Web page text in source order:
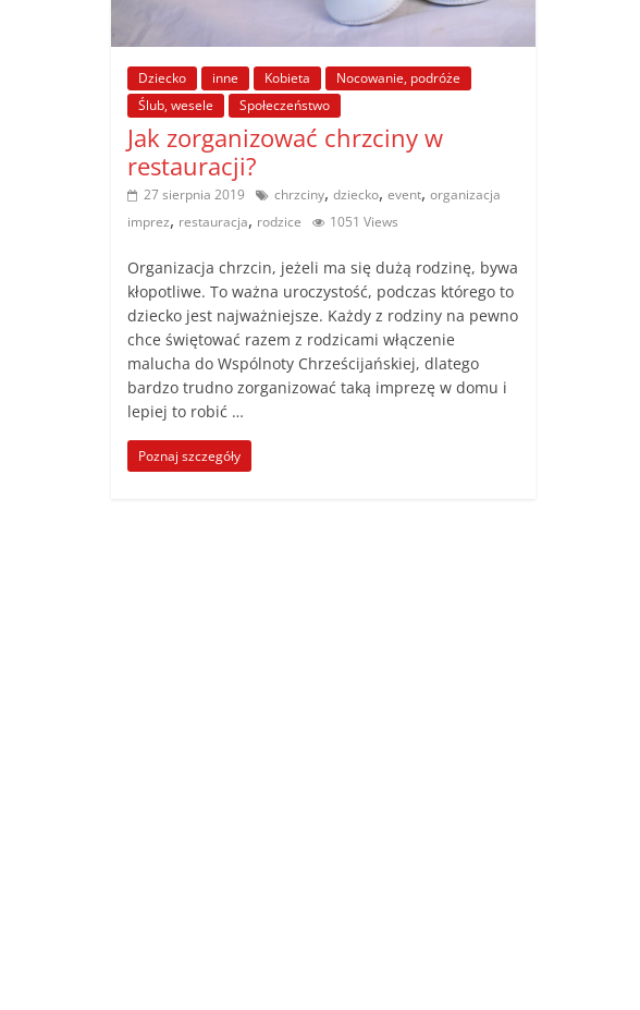
te
poradniki.
Porady
praktyczne
porady
poradniki
na
każdy
temat
Dziecko inne Kobieta
Nocowanie, podróże
Ślub, wesele
Społeczeństwo
Jak zorganizować chrzciny w
restauracji?
27 sierpnia 2019 chrzciny, dziecko, event, organizacja
imprez, restauracja, rodzice 1051 Views
Organizacja chrzcin, jeżeli ma się dużą rodzinę, bywa
kłopotliwe. To ważna uroczystość, podczas którego to
dziecko jest najważniejsze. Każdy z rodziny na pewno
chce świętować razem z rodzicami włączenie
malucha do Wspólnoty Chrześcijańskiej, dlatego
bardzo trudno zorganizować taką imprezę w domu i
lepiej to robić …
Poznaj szczegóły